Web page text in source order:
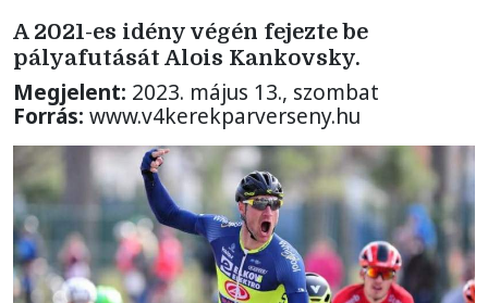
A 2021-es idény végén fejezte be
pályafutását Alois Kankovsky.
Megjelent: 2023. május 13., szombat
Forrás: www.v4kerekparverseny.hu